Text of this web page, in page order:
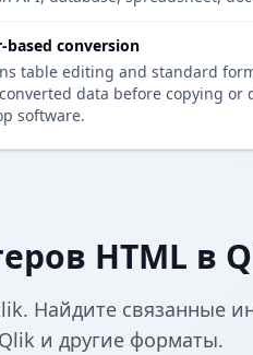
based conversion
table editing and standard
data before copying
software.
HTML в
Найдите связанные
и другие форматы.